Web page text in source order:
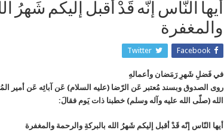
أيها النّاس إنّه قَدْ أقبل إليكم شَهرُ
والمغفرة
Facebook
Twitter
في فَضلِ شَهرِ رَمَضان وأعمالهِ
روى الصدوق وبسند مُعتبر عَن الرّضا (عليه السلام) عَن آبائِه عَن أمير
الله (صلّى الله عليه وآله وسلم) خطبنا ذات يَوم فقالَ:
أيها النّاس إنّه قَدْ أقبل إليكم شَهرُ الله بالبركةِ والرحمة والمغفرة